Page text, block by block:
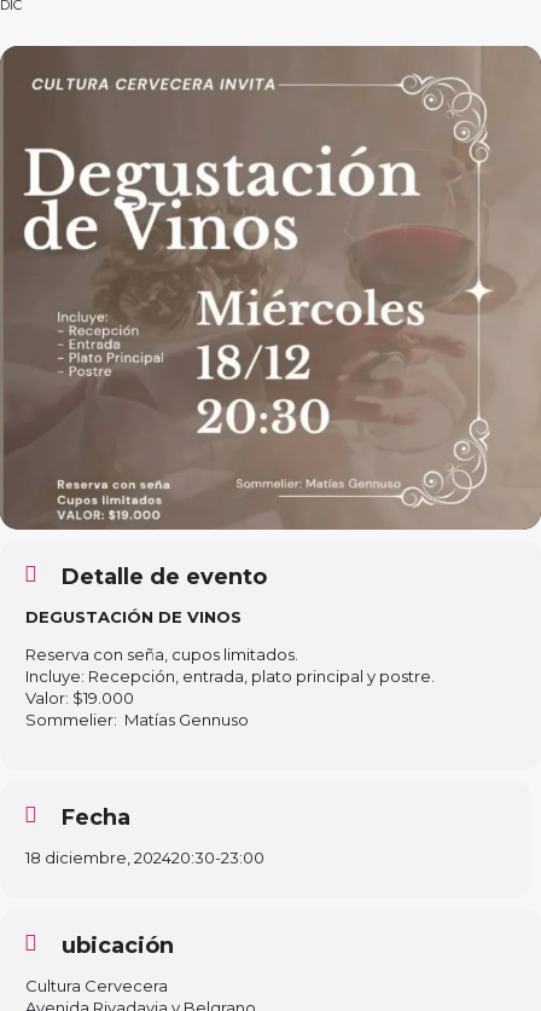
DIC
Detalle de evento
DEGUSTACIÓN DE VINOS
Reserva con seña, cupos limitados.
Incluye: Recepción, entrada, plato principal y postre.
Valor: $19.000
Sommelier: Matías Gennuso
Fecha
18 diciembre, 202420:30-23:00
ubicación
Cultura Cervecera